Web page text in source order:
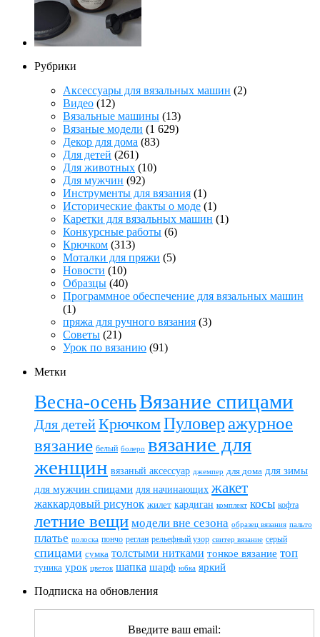
Рубрики
Аксессуары для вязальных машин (2)
Видео (12)
Вязальные машины (13)
Вязаные модели (1 629)
Декор для дома (83)
Для детей (261)
Для животных (10)
Для мужчин (92)
Инструменты для вязания (1)
Исторические факты о моде (1)
Каретки для вязальных машин (1)
Конкурсные работы (6)
Крючком (313)
Моталки для пряжи (5)
Новости (10)
Образцы (40)
Программное обеспечение для вязальных машин
(1)
пряжа для ручного вязания (3)
Советы (21)
Урок по вязанию (91)
Метки
Весна-осеньВязание спицами
Для детейКрючкомПуловер ажурное
вязание белый болеро вязание для
женщин вязаный аксессуар джемпер для дома для зимы
для мужчин спицами для начинающих жакет
жаккардовый рисунок жилет кардиган комплект косы кофта
летние вещи модели вне сезона образец вязания пальто
платье полоска пончо реглан рельефный узор свитер вязание серый
спицами сумка толстыми нитками тонкое вязание топ
туника урок цветок шапка шарф юбка яркий
Подписка на обновления
Введите ваш email: